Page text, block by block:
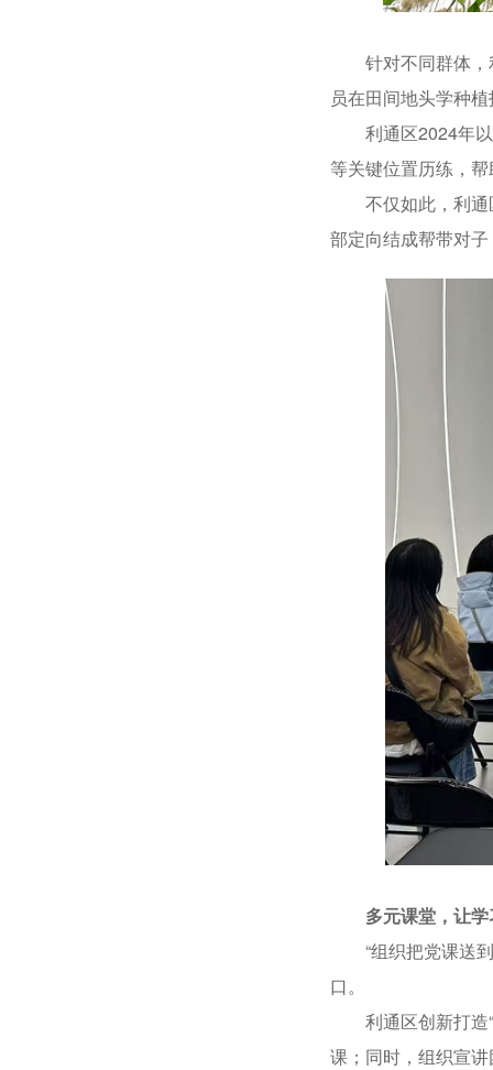
针对不同群体，利
员在田间地头学种
利通区2024年以
等关键位置历练，
不仅如此，利通
部定向结成帮带对子
多元课堂，让
“组织把党课送到
口。
利通区创新打造“
课；同时，组织宣